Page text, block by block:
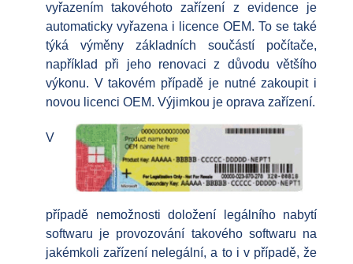
vyřazením takovéhoto zařízení z evidence je
automaticky vyřazena i licence OEM. To se také
týká výměny základních součástí počítače,
například při jeho renovaci z důvodu většího
výkonu. V takovém případě je nutné zakoupit i
novou licenci OEM. Výjimkou je oprava zařízení.
V
případě nemožnosti doložení legálního nabytí
softwaru je provozování takového softwaru na
jakémkoli zařízení nelegální, a to i v případě, že